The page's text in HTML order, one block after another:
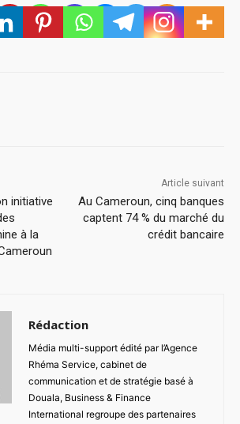
initiative
à la
Article suivant
Au Cameroun, cinq banques
captent 74 % du marché du
crédit bancaire
Rédaction
Média multi-support édité par l’Agence
Rhéma Service, cabinet de
communication et de stratégie basé à
Douala, Business & Finance
International regroupe des partenaires